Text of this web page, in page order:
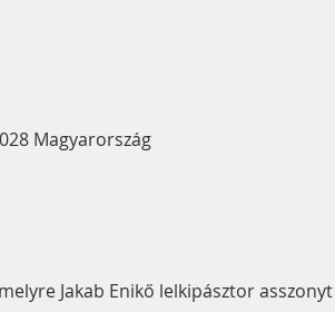
Magyarország
Jakab Enikő lelkipásztor asszonyt